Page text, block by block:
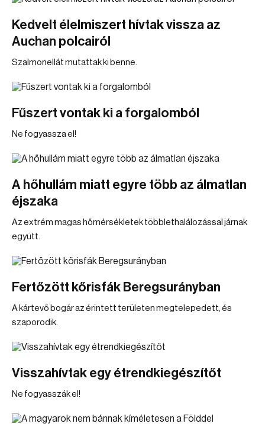
Kedvelt élelmiszert hívtak vissza az
Auchan polcairól
Szalmonellát mutattak ki benne.
Fűszert vontak ki a forgalomból
Ne fogyassza el!
A hőhullám miatt egyre több az álmatlan
éjszaka
Az extrém magas hőmérsékletek többlethalálozással járnak
együtt.
Fertőzött kőrisfák Beregsurányban
A kártevő bogár az érintett területen megtelepedett, és
szaporodik.
Visszahívtak egy étrendkiegészítőt
Ne fogyasszák el!